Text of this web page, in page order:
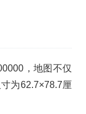
，地图不仅
为62.7×78.7厘